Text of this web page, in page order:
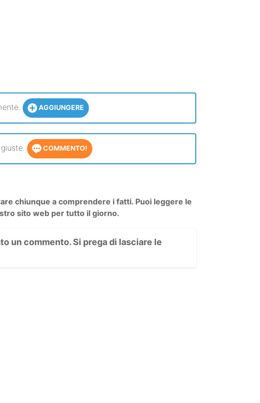
AGGIUNGERE
COMMENTO!
chiunque a comprendere i fatti. Puoi leggere le
sito web per tutto il giorno.
un commento. Si prega di lasciare le